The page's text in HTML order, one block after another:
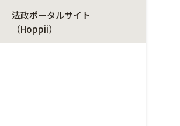
法政ポータルサイト
（Hoppii）